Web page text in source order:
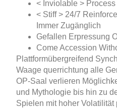
< Inviolable >
< Stiff > 24/7
Immer Zugänglich
Gefallen Erpressung
Come Accession
Plattformübergreifend
Waage querrichtung alle
OP-Saal verlieren
und Mythologie bis hin zu
Spielen mit hoher